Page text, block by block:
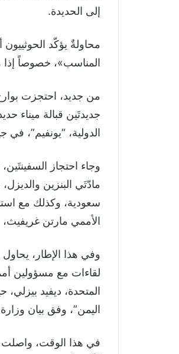
إلى الحديدة.
محاولةٌ يؤكّد
المناسب»، خصوصاً إذا
من جديد، احتجزت
جديدتَين قبالة ميناء
الدولية، “يونفيم”، في
مادّتَي البنزين
سعودية، وكذلك مع
الأممي مارتن غريفيث،
وفي هذا الإطار،
لقاءات مع مسؤولين
المتحدة، ديفيد
اليمن”، وفق بيان
في هذا الوقت، واصلت